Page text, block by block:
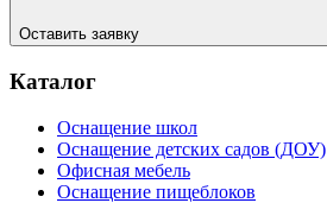
Оставить заявку
Каталог
Оснащение школ
Оснащение детских садов (ДОУ)
Офисная мебель
Оснащение пищеблоков